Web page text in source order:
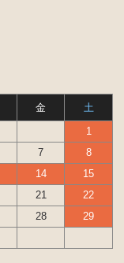
金
土
1
7
8
14
15
21
22
28
29